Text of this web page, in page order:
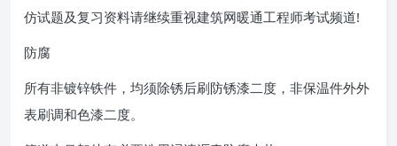
仿试题及复习资料请继续重视建筑网暖通工程师考试频道!
防腐
所有非镀锌铁件，均须除锈后刷防锈漆二度，非保温件外外
表刷调和色漆二度。